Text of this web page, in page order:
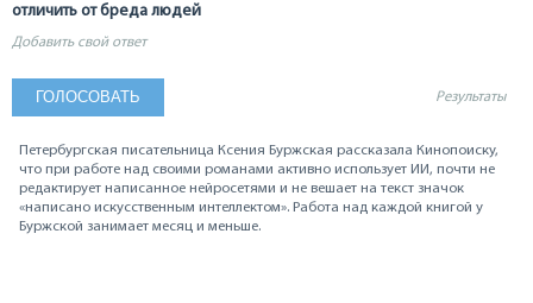
отличить от бреда людей
Добавить свой ответ
Результаты
Петербургская писательница Ксения Буржская рассказала Кинопоиску,
что при работе над своими романами активно использует ИИ, почти не
редактирует написанное нейросетями и не вешает на текст значок
«написано искусственным интеллектом». Работа над каждой книгой у
Буржской занимает месяц и меньше.